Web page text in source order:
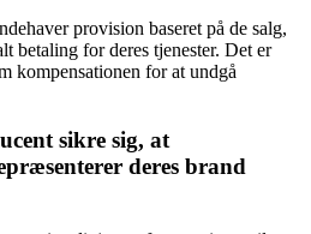
provision baseret på de salg,
betaling for deres tjenester. Det er
kompensationen for at undgå
sikre sig, at
deres brand